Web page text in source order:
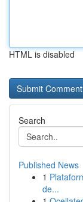
HTML is disabled
Search
Published News
1
de...